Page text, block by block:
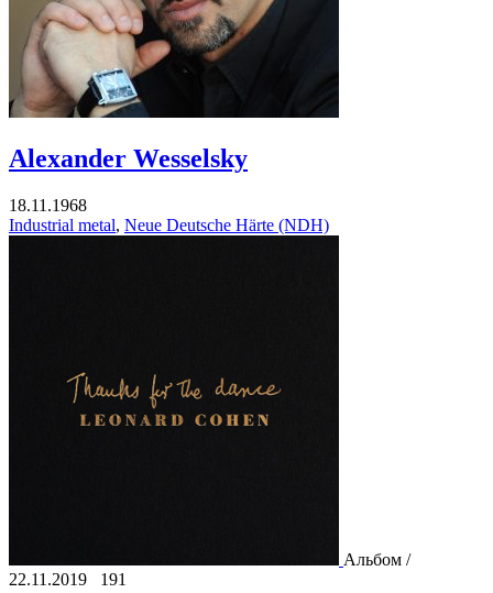
Alexander Wesselsky
18.11.1968
Industrial metal, Neue Deutsche Härte (NDH)
Альбом /
22.11.2019
191